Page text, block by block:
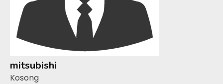
mitsubishi
Kosong